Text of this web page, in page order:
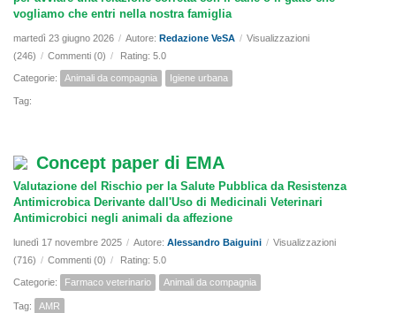
vogliamo che entri nella nostra famiglia
martedì 23 giugno 2026 / Autore: Redazione VeSA / Visualizzazioni
(246) / Commenti (0) / Rating: 5.0
Categorie: Animali da compagnia Igiene urbana
Tag:
Concept paper di EMA
Valutazione del Rischio per la Salute Pubblica da Resistenza
Antimicrobica Derivante dall'Uso di Medicinali Veterinari
Antimicrobici negli animali da affezione
lunedì 17 novembre 2025 / Autore: Alessandro Baiguini / Visualizzazioni
(716) / Commenti (0) / Rating: 5.0
Categorie: Farmaco veterinario Animali da compagnia
Tag: AMR